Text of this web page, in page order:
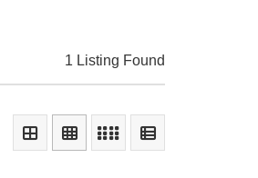
1 Listing Found